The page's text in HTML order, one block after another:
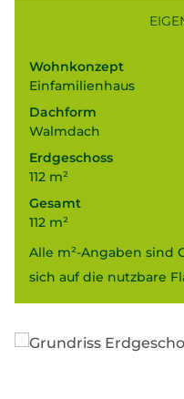
Wohnkonzept
Einfamilienhaus
Dachform
Walmdach
Erdgeschoss
112 m²
Gesamt
112 m²
Alle m²-Angaben sind
sich auf die nutzbare